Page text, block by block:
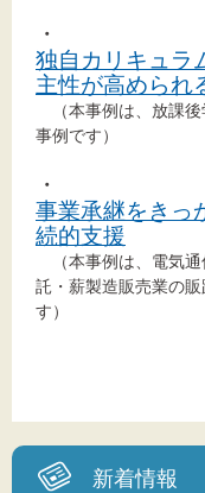
新着情報
・
独自カリキュラ
主性が高められ
（本事例は、放課後
事例です）
・
事業承継をきっ
続的支援
（本事例は、電気通
託・薪製造販売業の
す）